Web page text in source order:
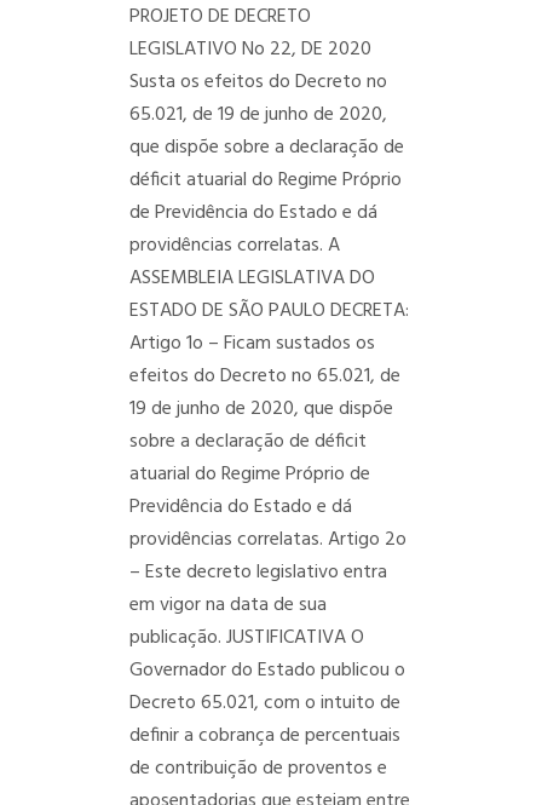
PROJETO DE DECRETO
LEGISLATIVO No 22, DE 2020
Susta os efeitos do Decreto no
65.021, de 19 de junho de 2020,
que dispõe sobre a declaração de
déficit atuarial do Regime Próprio
de Previdência do Estado e dá
providências correlatas.A
ASSEMBLEIA LEGISLATIVA DO
ESTADO DE SÃO PAULO DECRETA:
Artigo 1o – Ficam sustados os
efeitos do Decreto no 65.021, de
19 de junho de 2020, que dispõe
sobre a declaração de déficit
atuarial do Regime Próprio de
Previdência do Estado e dá
providências correlatas.Artigo 2o
– Este decreto legislativo entra
em vigor na data de sua
publicação.JUSTIFICATIVAO
Governador do Estado publicou o
Decreto 65.021, com o intuito de
definir a cobrança de percentuais
de contribuição de proventos e